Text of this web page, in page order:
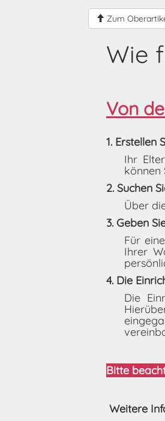
Zum
Wie
Von
1. Erstellen
Ihr
können
2. Suchen
Über
3. Geben
Für
Ihrer
4. Die
Die
Bitte
Weitere